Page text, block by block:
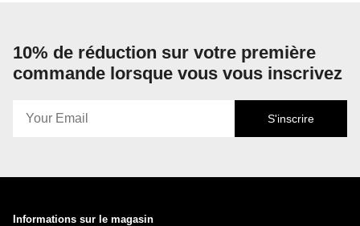
10% de réduction sur votre première
commande lorsque vous vous inscrivez
S'inscrire
Informations sur le magasin